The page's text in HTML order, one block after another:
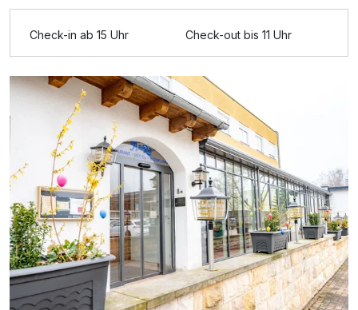
Für 8 Tage p.P. ab504,00 €
Doppelzimmer Komfort zur Einzelnutzung
1 Erwachsenen und 2 Kinder
Check-in ab 15 Uhr Check-out bis 11 Uhr